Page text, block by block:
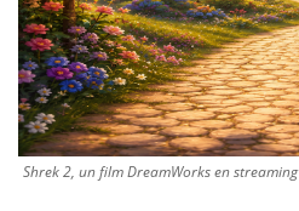
Shrek 2, un film DreamWorks en streaming